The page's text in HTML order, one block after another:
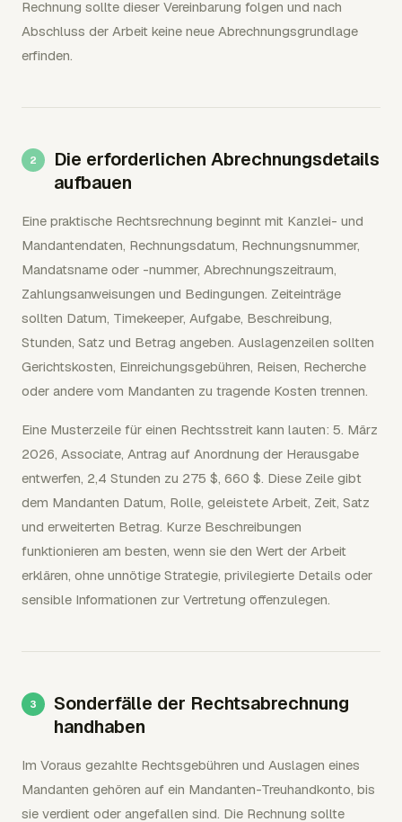
Rechnung sollte dieser Vereinbarung folgen und nach
Abschluss der Arbeit keine neue Abrechnungsgrundlage
erfinden.
Die erforderlichen Abrechnungsdetails
aufbauen
Eine praktische Rechtsrechnung beginnt mit Kanzlei- und
Mandantendaten, Rechnungsdatum, Rechnungsnummer,
Mandatsname oder -nummer, Abrechnungszeitraum,
Zahlungsanweisungen und Bedingungen. Zeiteinträge
sollten Datum, Timekeeper, Aufgabe, Beschreibung,
Stunden, Satz und Betrag angeben. Auslagenzeilen sollten
Gerichtskosten, Einreichungsgebühren, Reisen, Recherche
oder andere vom Mandanten zu tragende Kosten trennen.
Eine Musterzeile für einen Rechtsstreit kann lauten: 5. März
2026, Associate, Antrag auf Anordnung der Herausgabe
entwerfen, 2,4 Stunden zu 275 $, 660 $. Diese Zeile gibt
dem Mandanten Datum, Rolle, geleistete Arbeit, Zeit, Satz
und erweiterten Betrag. Kurze Beschreibungen
funktionieren am besten, wenn sie den Wert der Arbeit
erklären, ohne unnötige Strategie, privilegierte Details oder
sensible Informationen zur Vertretung offenzulegen.
Sonderfälle der Rechtsabrechnung
handhaben
Im Voraus gezahlte Rechtsgebühren und Auslagen eines
Mandanten gehören auf ein Mandanten-Treuhandkonto, bis
sie verdient oder angefallen sind. Die Rechnung sollte